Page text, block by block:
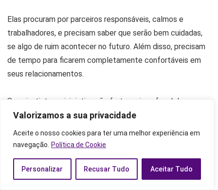
Valorizamos a sua privacidade
Aceite o nosso cookies para ter uma melhor experiência em
navegação.
Política de Cookie
Personalizar Recusar Tudo Aceitar Tudo
Elas procuram por parceiros responsáveis, calmos e
trabalhadores, e precisam saber que serão bem cuidadas,
se algo de ruim acontecer no futuro. Além disso, precisam
de tempo para ficarem completamente confortáveis em
seus relacionamentos.
Seus instintos e iniciativa são fortes e isso faz delas
amantes apaixonadas, sempre no comando de suas
próprias vidas, apesar das circunstâncias externas.
O homem com Lua em Capricórnio